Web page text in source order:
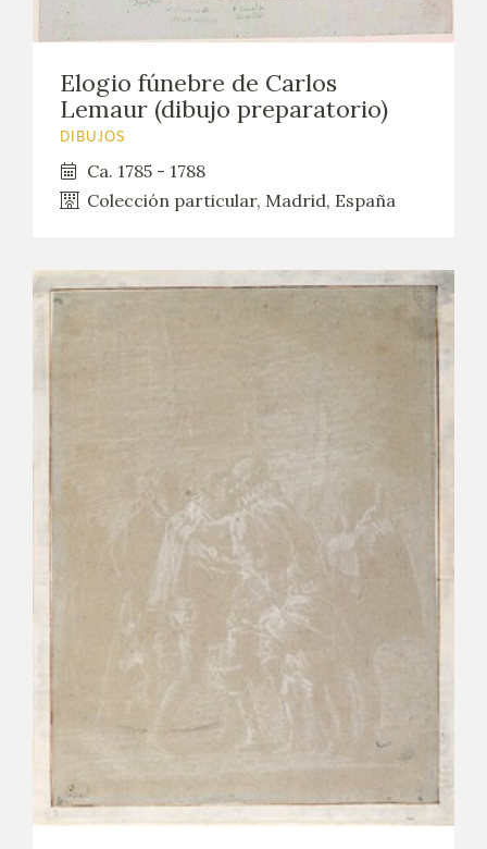
Elogio fúnebre de Carlos
Lemaur (dibujo preparatorio)
DIBUJOS
Ca. 1785 - 1788
Colección particular, Madrid, España